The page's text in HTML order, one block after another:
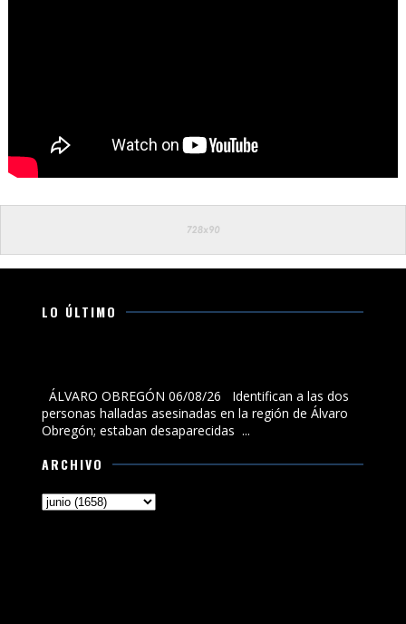
LO ÚLTIMO
ÁLVARO OBREGÓN 06/08/26 Identifican a las dos
personas halladas asesinadas en la región de Álvaro
Obregón; estaban desaparecidas ...
ARCHIVO